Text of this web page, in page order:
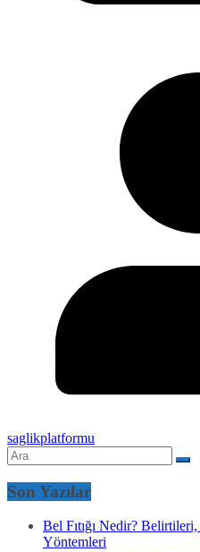
saglikplatformu
Son Yazılar
Bel Fıtığı Nedir?
Yöntemleri